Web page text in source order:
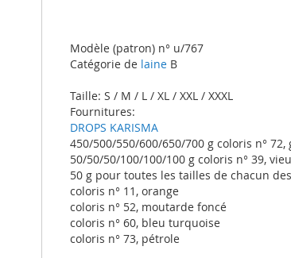
Modèle (patron) n° u/767
Catégorie de laine B
Taille: S / M / L / XL / XXL / XXXL
Fournitures:
DROPS KARISMA
450/500/550/600/650/700 g coloris n°
50/50/50/100/100/100 g coloris n° 39,
50 g pour toutes les tailles de chacun
coloris n° 11, orange
coloris n° 52, moutarde foncé
coloris n° 60, bleu turquoise
coloris n° 73, pétrole